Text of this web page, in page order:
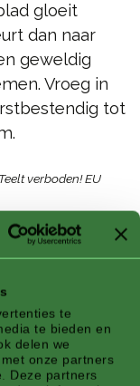
te
te bieden en
delen we
onze partners
Deze partners
gloeit
dan naar
geweldig
Vroeg in
tot
verboden! EU